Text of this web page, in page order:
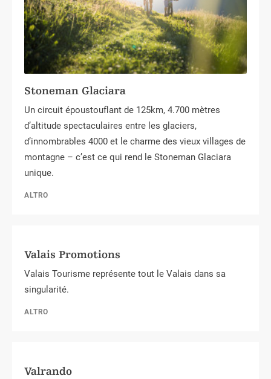
Stoneman Glaciara
Un circuit époustouflant de 125km, 4.700 mètres
d’altitude spectaculaires entre les glaciers,
d’innombrables 4000 et le charme des vieux villages de
montagne – c’est ce qui rend le Stoneman Glaciara
unique.
ALTRO
Valais Promotions
Valais Tourisme représente tout le Valais dans sa
singularité.
ALTRO
Valrando